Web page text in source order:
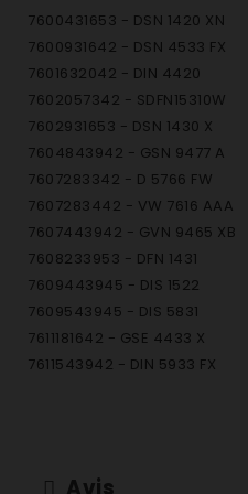
7600431653 - DSN 1420 XN
7600931642 - DSN 4533 FX
7601632042 - DIN 4420
7602057342 - SDFN15310W
7602931653 - DSN 1430 X
7604843942 - GSN 9477 A
7607283342 - D 5766 FW
7607283442 - VW 7616 AAA
7607443942 - GVN 9465 XB
7608233953 - DFN 1431
7609443945 - DIS 1522
7609543945 - DIS 5831
7611181642 - GSE 4433 X
7611543942 - DIN 5933 FX
Avis